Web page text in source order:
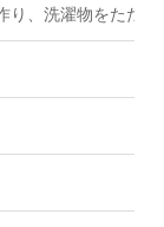
、洗濯物をたたむ